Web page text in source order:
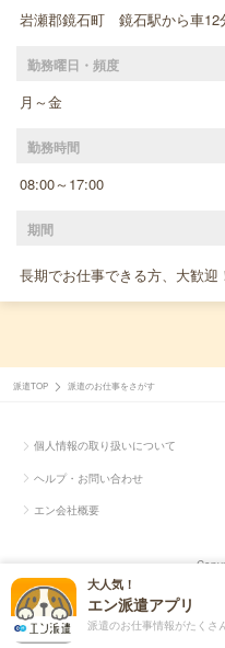
岩瀬郡鏡石町 鏡石駅から車12
勤務曜日・頻度
月～金
勤務時間
08:00～17:00
期間
長期でお仕事できる方、大歓迎
大人気！
エン派遣アプリ
派遣のお仕事情報がたくさ
派遣TOP 派遣のお仕事をさがす
個人情報の取り扱いについて
ヘルプ・お問い合わせ
エン会社概要